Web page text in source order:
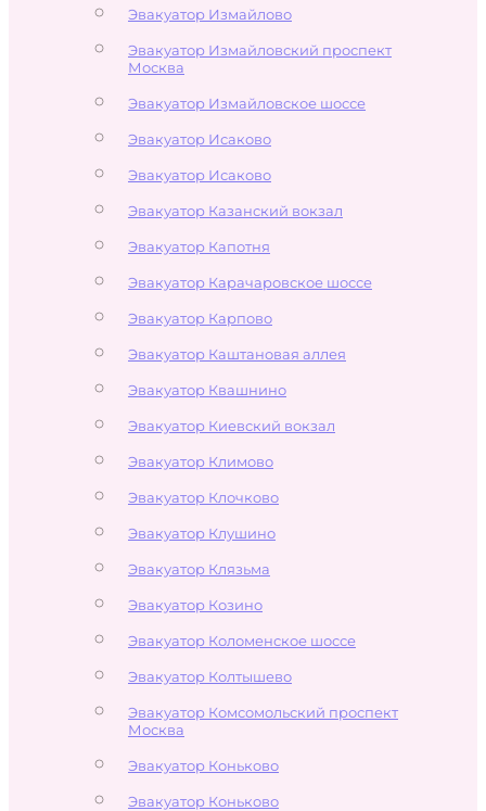
Эвакуатор Измайлово
Эвакуатор Измайловский проспект
Москва
Эвакуатор Измайловское шоссе
Эвакуатор Исаково
Эвакуатор Исаково
Эвакуатор Казанский вокзал
Эвакуатор Капотня
Эвакуатор Карачаровское шоссе
Эвакуатор Карпово
Эвакуатор Каштановая аллея
Эвакуатор Квашнино
Эвакуатор Киевский вокзал
Эвакуатор Климово
Эвакуатор Клочково
Эвакуатор Клушино
Эвакуатор Клязьма
Эвакуатор Козино
Эвакуатор Коломенское шоссе
Эвакуатор Колтышево
Эвакуатор Комсомольский проспект
Москва
Эвакуатор Коньково
Эвакуатор Коньково